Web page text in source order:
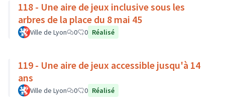
118 - Une aire de jeux inclusive sous les
arbres de la place du 8 mai 45
Ville de Lyon 0 0 Réalisé
119 - Une aire de jeux accessible jusqu'à 14
ans
Ville de Lyon 0 0 Réalisé